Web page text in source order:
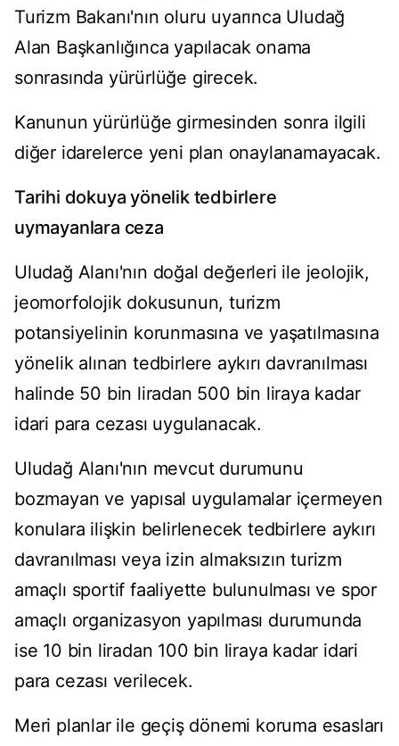
Turizm Bakanı'nın oluru uyarınca Uludağ
Alan Başkanlığınca yapılacak onama
sonrasında yürürlüğe girecek.
Kanunun yürürlüğe girmesinden sonra ilgili
diğer idarelerce yeni plan onaylanamayacak.
Tarihi dokuya yönelik tedbirlere
uymayanlara ceza
Uludağ Alanı'nın doğal değerleri ile jeolojik,
jeomorfolojik dokusunun, turizm
potansiyelinin korunmasına ve yaşatılmasına
yönelik alınan tedbirlere aykırı davranılması
halinde 50 bin liradan 500 bin liraya kadar
idari para cezası uygulanacak.
Uludağ Alanı'nın mevcut durumunu
bozmayan ve yapısal uygulamalar içermeyen
konulara ilişkin belirlenecek tedbirlere aykırı
davranılması veya izin almaksızın turizm
amaçlı sportif faaliyette bulunulması ve spor
amaçlı organizasyon yapılması durumunda
ise 10 bin liradan 100 bin liraya kadar idari
para cezası verilecek.
Meri planlar ile geçiş dönemi koruma esasları